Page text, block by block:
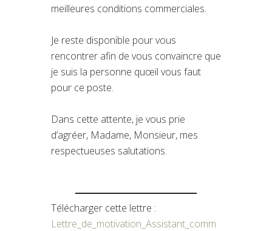
meilleures conditions commerciales.
Je reste disponible pour vous
rencontrer afin de vous convaincre que
je suis la personne quœil vous faut
pour ce poste.
Dans cette attente, je vous prie
d’agréer, Madame, Monsieur, mes
respectueuses salutations.
Télécharger cette lettre :
Lettre_de_motivation_Assistant_comm